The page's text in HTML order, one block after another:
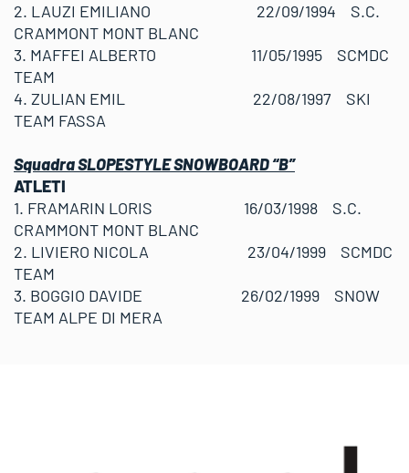
2. LAUZI EMILIANO 22/09/1994 S.C.
CRAMMONT MONT BLANC
3. MAFFEI ALBERTO 11/05/1995 SCMDC
TEAM
4. ZULIAN EMIL 22/08/1997 SKI
TEAM FASSA
Squadra SLOPESTYLE SNOWBOARD “B”
ATLETI
1. FRAMARIN LORIS 16/03/1998 S.C.
CRAMMONT MONT BLANC
2. LIVIERO NICOLA 23/04/1999 SCMDC
TEAM
3. BOGGIO DAVIDE 26/02/1999 SNOW
TEAM ALPE DI MERA